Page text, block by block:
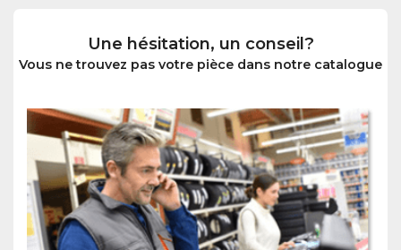
Une hésitation, un conseil?
Vous ne trouvez pas votre pièce dans notre catalogue